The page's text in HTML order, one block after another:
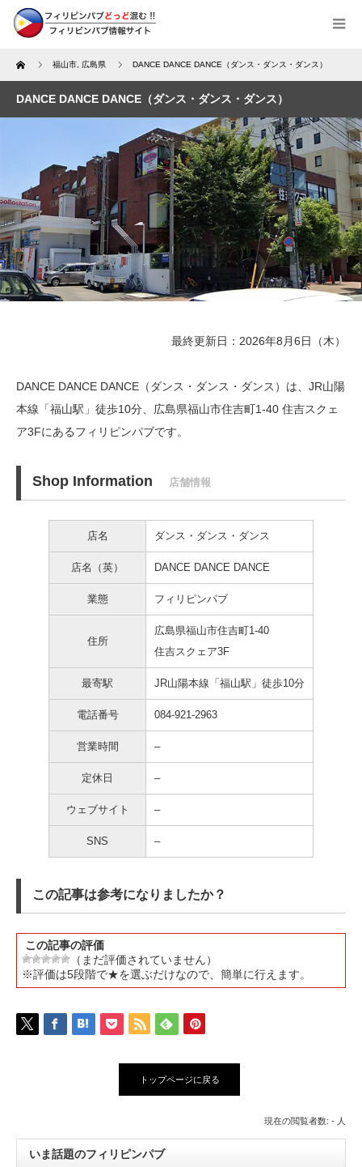
Home 福山市 広島県 DANCE DANCE DANCE（ダンス・ダンス・ダンス）
DANCE DANCE DANCE（ダンス・ダンス・ダンス）
最終更新日：2026年8月6日（木）
DANCE DANCE DANCE（ダンス・ダンス・ダンス）は、JR山陽
本線「福山駅」徒歩10分、 広島県福山市住吉町1-40 住吉スクェ
ア3Fにあるフィリピンパブです。
Shop Information 店舗情報
店名 ダンス・ダンス・ダンス
店名（英） DANCE DANCE DANCE
業態 フィリピンパブ
住所
広島県福山市住吉町1-40
住吉スクェア3F
最寄駅 JR山陽本線「福山駅」徒歩10分
電話番号 084-921-2963
営業時間 –
定休日 –
ウェブサイト –
SNS –
この記事は参考になりましたか？
この記事の評価
（まだ評価されていません）
※評価は5段階で★を選ぶだけなので、簡単に行えます。
トップページに戻る
現在の閲覧者数: - 人
いま話題のフィリピンパブ